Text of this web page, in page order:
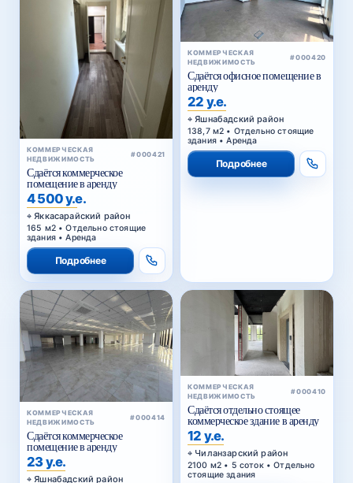
КОММЕРЧЕСКАЯ
НЕДВИЖИМОСТЬ
#000421
Сдаётся коммерческое
помещение в аренду
4 500 у.е.
Яккасарайский район
165 м2 • Отдельно стоящие
здания • Аренда
Подробнее
КОММЕРЧЕСКАЯ
НЕДВИЖИМОСТЬ
#000420
Сдаётся офисное помещение в
аренду
22 у.е.
Яшнабадский район
138,7 м2 • Отдельно стоящие
здания • Аренда
Подробнее
КОММЕРЧЕСКАЯ
НЕДВИЖИМОСТЬ
#000414
Сдаётся коммерческое
помещение в аренду
23 у.е.
Яшнабадский район
КОММЕРЧЕСКАЯ
НЕДВИЖИМОСТЬ
#000410
Сдаётся отдельно стоящее
коммерческое здание в аренду
12 у.е.
Чиланзарский район
2100 м2 • 5 соток • Отдельно
стоящие здания